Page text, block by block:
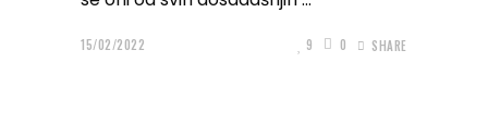
15/02/2022 9 0 SHARE